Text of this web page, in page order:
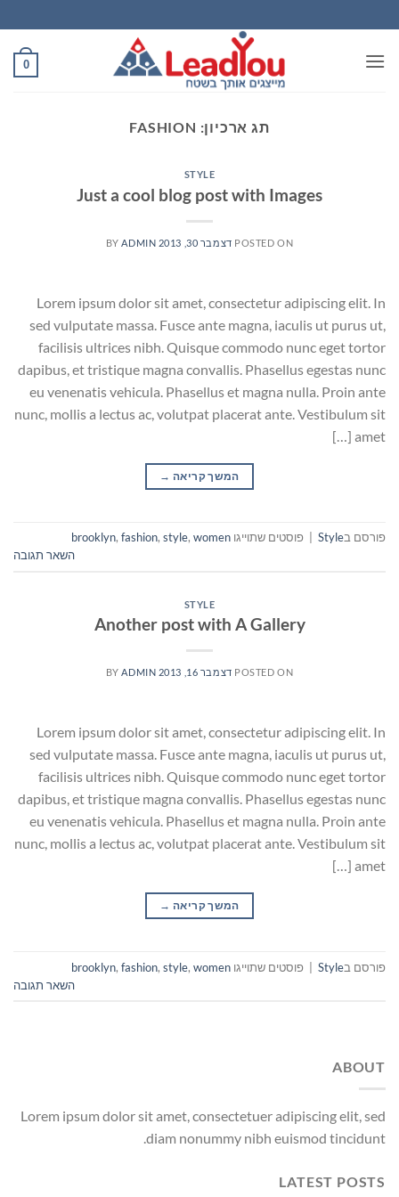
to
content
0
תג ארכיון: FASHION
STYLE
Just a cool blog post with Images
POSTED ON דצמבר 30, 2013 BY ADMIN
Lorem ipsum dolor sit amet, consectetur adipiscing elit. In
sed vulputate massa. Fusce ante magna, iaculis ut purus ut,
facilisis ultrices nibh. Quisque commodo nunc eget tortor
dapibus, et tristique magna convallis. Phasellus egestas nunc
eu venenatis vehicula. Phasellus et magna nulla. Proin ante
nunc, mollis a lectus ac, volutpat placerat ante. Vestibulum sit
amet […]
המשך קריאה →
פורסם בStyle פוסטים שתוייגו brooklyn, fashion, style, women
השאר תגובה
STYLE
Another post with A Gallery
POSTED ON דצמבר 16, 2013 BYADMIN
Lorem ipsum dolor sit amet, consectetur adipiscing elit. In
sed vulputate massa. Fusce ante magna, iaculis ut purus ut,
facilisis ultrices nibh. Quisque commodo nunc eget tortor
dapibus, et tristique magna convallis. Phasellus egestas nunc
eu venenatis vehicula. Phasellus et magna nulla. Proin ante
nunc, mollis a lectus ac, volutpat placerat ante. Vestibulum sit
amet […]
המשך קריאה →
פורסם בStyle פוסטים שתוייגו brooklyn, fashion, style, women
השאר תגובה
ABOUT
Lorem ipsum dolor sit amet, consectetuer adipiscing elit, sed
diam nonummy nibh euismod tincidunt.
LATEST POSTS